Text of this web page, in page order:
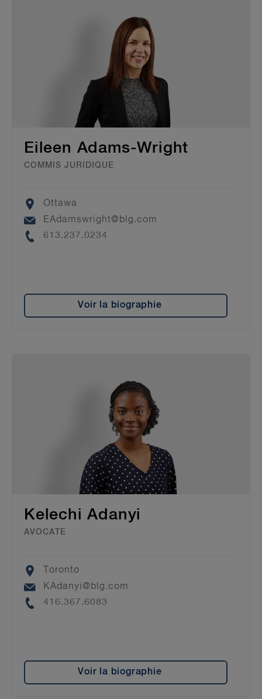
Eileen Adams-Wright
COMMIS JURIDIQUE
Location
Ottawa
Email
EAdamswright@blg.com
Phone
613.237.0234
Voir la biographie
Kelechi Adanyi
AVOCATE
Location
Toronto
Email
KAdanyi@blg.com
Phone
416.367.6083
Voir la biographie